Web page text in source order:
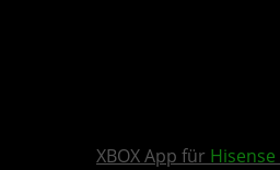
XBOX App für Hisense